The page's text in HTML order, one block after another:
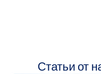
Статьи от